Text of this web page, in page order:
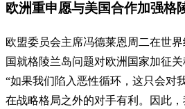
欧洲重申愿与美国合作加强格
欧盟委员会主席冯德莱恩周二在世
国就格陵兰岛问题对欧洲国家加征
“如果我们陷入恶性循环，这只会对
在战略格局之外的对手有利。因此